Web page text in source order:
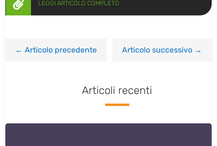
 LEGGI ARTICOLO COMPLETO
←Articolo precedente Articolo successivo→
Articoli recenti